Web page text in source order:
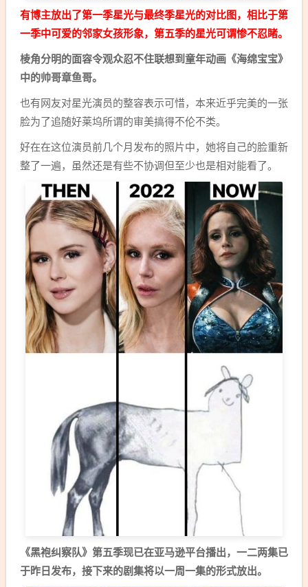
有博主放出了第一季星光与最终季星光的对比图，相比于第
一季中可爱的邻家女孩形象，第五季的星光可谓惨不忍睹。
棱角分明的面容令观众忍不住联想到童年动画《海绵宝宝》
中的帅哥章鱼哥。
也有网友对星光演员的整容表示可惜，本来近乎完美的一张
脸为了追随好莱坞所谓的审美搞得不伦不类。
好在在这位演员前几个月发布的照片中，她将自己的脸重新
整了一遍，虽然还是有些不协调但至少也是相对能看了。
《黑袍纠察队》第五季现已在亚马逊平台播出，一二两集已
于昨日发布，接下来的剧集将以一周一集的形式放出。